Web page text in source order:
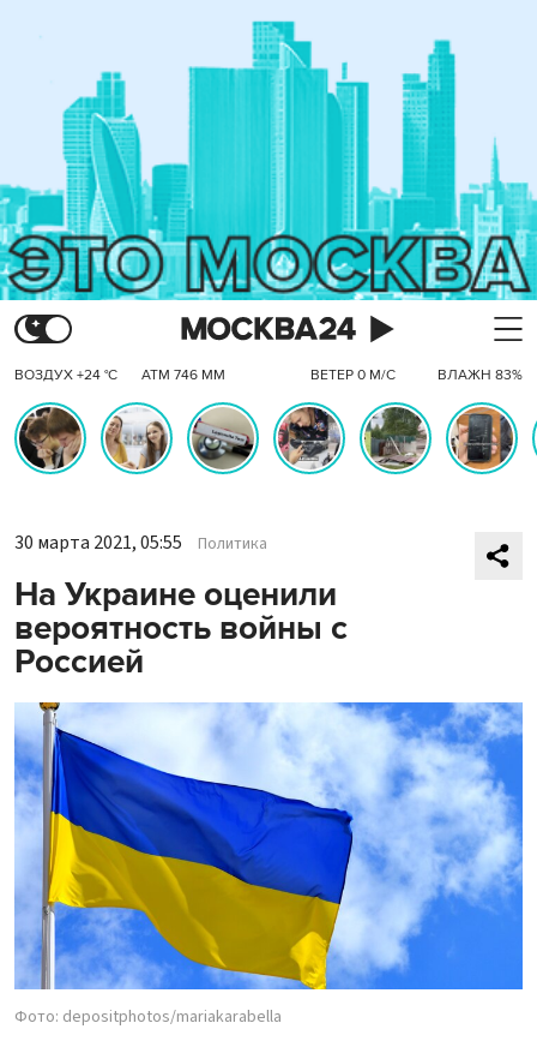
ВОЗДУХ +24 °C АТМ 746 ММ ВЕТЕР 0 М/С ВЛАЖН 83%
30 марта 2021, 05:55 Политика
На Украине оценили
вероятность войны с
Россией
Фото: depositphotos/mariakarabella